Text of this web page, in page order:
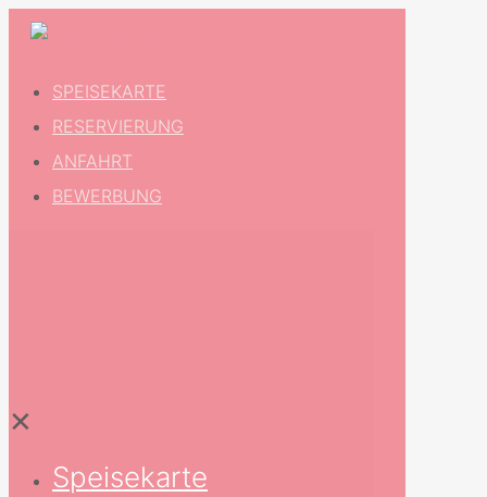
SPEISEKARTE
RESERVIERUNG
ANFAHRT
BEWERBUNG
✕
Speisekarte